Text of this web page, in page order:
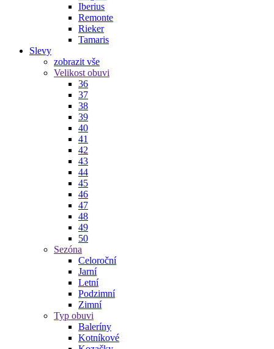
Iberius
Remonte
Rieker
Tamaris
Slevy
zobrazit vše
Velikost obuvi
36
37
38
39
40
41
42
43
44
45
46
47
48
49
50
Sezóna
Celoroční
Jarní
Letní
Podzimní
Zimní
Typ obuvi
Baleríny
Kotníkové